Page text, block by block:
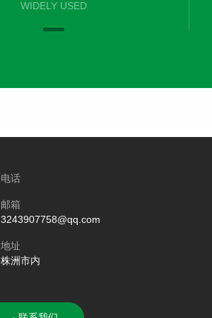
WIDELY USED
电话
邮箱
3243907758@qq.com
地址
株洲市内